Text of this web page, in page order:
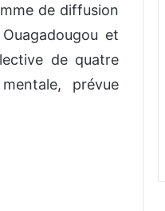
de diffusion
et
de quatre
prévue